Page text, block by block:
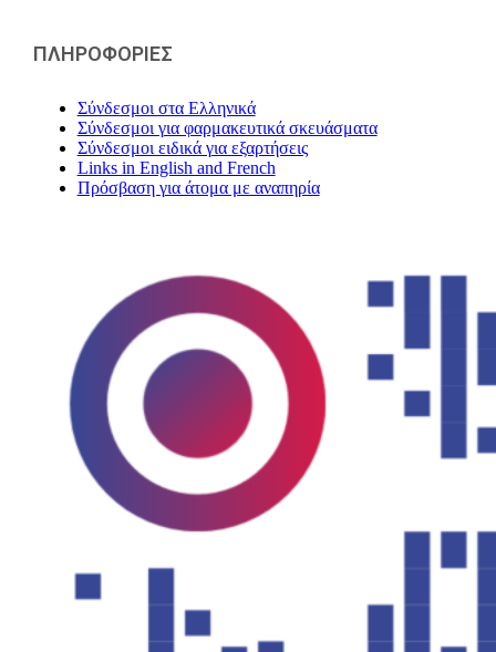
ΠΛΗΡΟΦΟΡΙΕΣ
Σύνδεσμοι στα Ελληνικά
Σύνδεσμοι για φαρμακευτικά σκευάσματα
Σύνδεσμοι ειδικά για εξαρτήσεις
Links in English and French
Πρόσβαση για άτομα με αναπηρία